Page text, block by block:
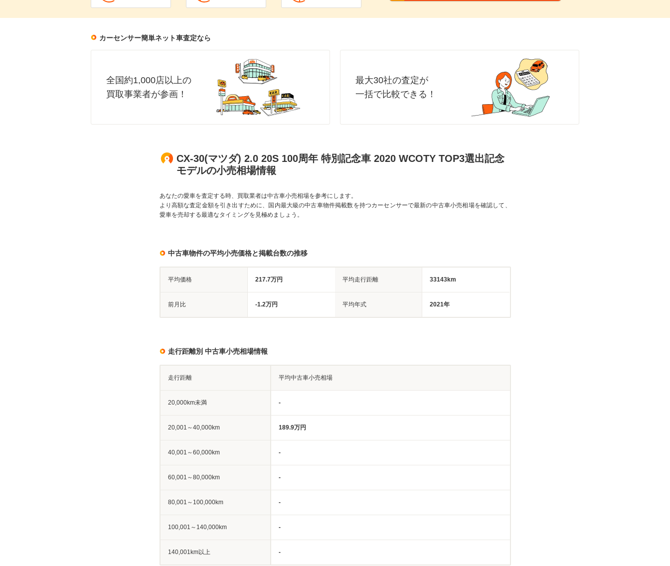
カーセンサー簡単ネット車査定なら
全国約1,000店以上の
買取事業者が参画！
最大30社の査定が
一括で比較できる！
CX-30(マツダ) 2.0 20S 100周年 特別記念車 2020 WCOTY TOP3選出記念
モデルの小売相場情報
あなたの愛車を査定する時、買取業者は中古車小売相場を参考にします。
より高額な査定金額を引き出すために、国内最大級の中古車物件掲載数を持つカーセンサーで最新の中古車小売相場を確認して、
愛車を売却する最適なタイミングを見極めましょう。
中古車物件の平均小売価格と掲載台数の推移
平均価格 217.7万円 平均走行距離 33143km
前月比 -1.2万円 平均年式 2021年
走行距離別 中古車小売相場情報
走行距離 平均中古車小売相場
20,000km未満 -
20,001～40,000km 189.9万円
40,001～60,000km -
60,001～80,000km -
80,001～100,000km -
100,001～140,000km -
140,001km以上 -